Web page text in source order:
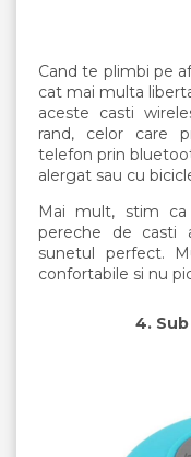
Cand te plimbi pe
cat mai multa
aceste casti
rand, celor care
telefon prin
alergat sau cu
Mai mult, stim
pereche de casti
sunetul perfect.
confortabile si nu
4.